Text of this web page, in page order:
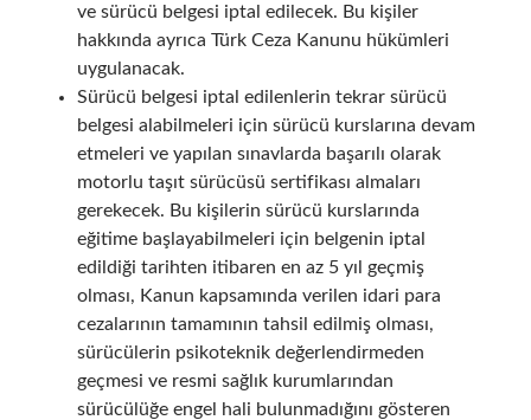
ve sürücü belgesi iptal edilecek. Bu kişiler
hakkında ayrıca Türk Ceza Kanunu hükümleri
uygulanacak.
Sürücü belgesi iptal edilenlerin tekrar sürücü
belgesi alabilmeleri için sürücü kurslarına devam
etmeleri ve yapılan sınavlarda başarılı olarak
motorlu taşıt sürücüsü sertifikası almaları
gerekecek. Bu kişilerin sürücü kurslarında
eğitime başlayabilmeleri için belgenin iptal
edildiği tarihten itibaren en az 5 yıl geçmiş
olması, Kanun kapsamında verilen idari para
cezalarının tamamının tahsil edilmiş olması,
sürücülerin psikoteknik değerlendirmeden
geçmesi ve resmi sağlık kurumlarından
sürücülüğe engel hali bulunmadığını gösteren